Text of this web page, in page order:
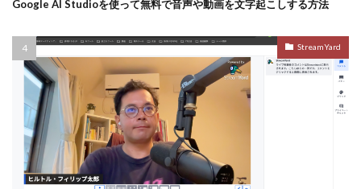
Google AI Studioを使って無料で音声や動画を文字起こしする方法
StreamYard